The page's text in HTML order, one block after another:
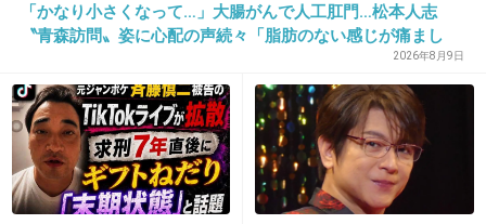
好きなことして過ごす
+28
「かなり小さくなって…」大腸がんで人工肛門…松本人志
〝青森訪問〟姿に心配の声続々「脂肪のない感じが痛まし
2026年8月9日